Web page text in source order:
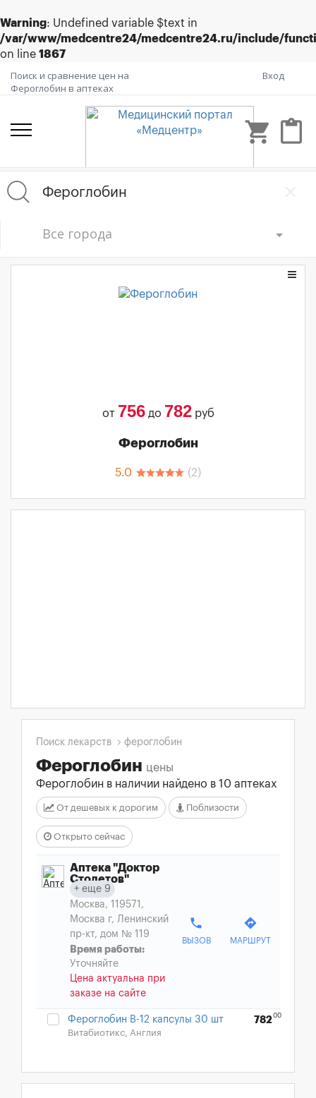
Warning: Undefined variable $text in
/var/www/medcentre24/medcentre24.ru/include/
on line 1867
Поиск и сравнение цен на
Фероглобин в аптеках
Вход
shopping_cart content_paste
Все города
от 756до 782руб
Фероглобин
5.0 (2)
Поиск лекарств фероглобин
Фероглобин цены
Фероглобин в наличии найдено в 10 аптеках
От дешевых к дорогим Поблизости
Открыто сейчас
Аптека "Доктор
Столетов"
еще 9
Москва, 119571,
Москва г, Ленинский
пр-кт, дом № 119
Время работы:
Уточняйте
Цена актуальна при
заказе на сайте
phone
ВЫЗОВ
directions
МАРШРУТ
Фероглобин В-12 капсулы 30 шт
Витабиотикс, Англия
78200